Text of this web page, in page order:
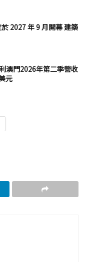
2027 年 9 月開幕 建築
澳門2026年第二季營收
元